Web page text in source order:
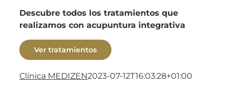
Descubre todos los tratamientos que
realizamos con acupuntura integrativa
Ver tratamientos
Clínica MEDIZEN2023-07-12T16:03:28+01:00